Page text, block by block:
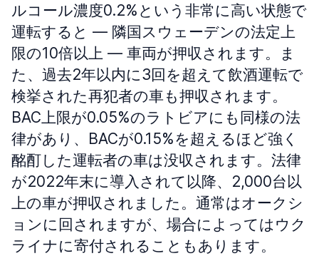
ルコール濃度0.2%という非常に高い状態で
運転すると — 隣国スウェーデンの法定上
限の10倍以上 — 車両が押収されます。ま
た、過去2年以内に3回を超えて飲酒運転で
検挙された再犯者の車も押収されます。
BAC上限が0.05%のラトビアにも同様の法
律があり、BACが0.15%を超えるほど強く
酩酊した運転者の車は没収されます。法律
が2022年末に導入されて以降、2,000台以
上の車が押収されました。通常はオークシ
ョンに回されますが、場合によってはウク
ライナに寄付されることもあります。